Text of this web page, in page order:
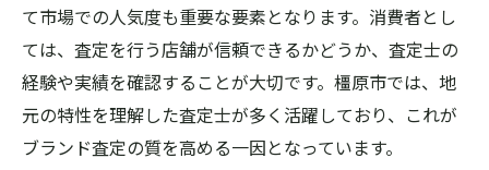
報
安心して査定を受けるための事前対策
査定業者との契約内容を確認するポイント
査定後のサポート体制をチェックしよう
て市場での人気度も重要な要素となります。消費者とし
ては、査定を行う店舗が信頼できるかどうか、査定士の
経験や実績を確認することが大切です。橿原市では、地
元の特性を理解した査定士が多く活躍しており、これが
ブランド査定の質を高める一因となっています。